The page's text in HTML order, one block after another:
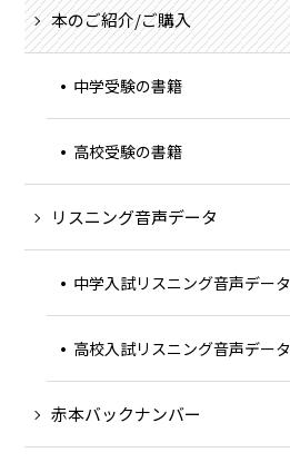
本のご紹介/ご購入
中学受験の書籍
高校受験の書籍
リスニング音声データ
中学入試リスニング音声データ
高校入試リスニング音声データ
赤本バックナンバー